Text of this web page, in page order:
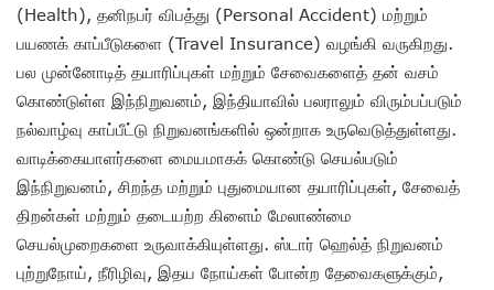
(Health), தனிநபர் விபத்து (Personal Accident) மற்றும்
பயணக் காப்பீடுகளை (Travel Insurance) வழங்கி வருகிறது.
பல முன்னோடித் தயாரிப்புகள் மற்றும் சேவைகளைத் தன் வசம்
கொண்டுள்ள இந்நிறுவனம், இந்தியாவில் பலராலும் விரும்பப்படும்
நல்வாழ்வு காப்பீட்டு நிறுவனங்களில் ஒன்றாக உருவெடுத்துள்ளது.
வாடிக்கையாளர்களை மையமாகக் கொண்டு செயல்படும்
இந்நிறுவனம், சிறந்த மற்றும் புதுமையான தயாரிப்புகள், சேவைத்
திறன்கள் மற்றும் தடையற்ற கிளைம் மேலாண்மை
செயல்முறைகளை உருவாக்கியுள்ளது. ஸ்டார் ஹெல்த் நிறுவனம்
புற்றுநோய், நீரிழிவு, இதய நோய்கள் போன்ற தேவைகளுக்கும்,